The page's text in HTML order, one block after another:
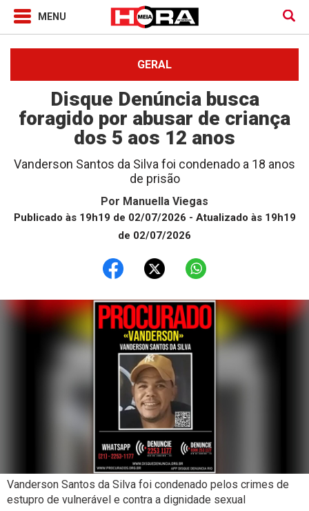
GERAL
Disque Denúncia busca
foragido por abusar de criança
dos 5 aos 12 anos
Vanderson Santos da Silva foi condenado a 18 anos
de prisão
Por Manuella Viegas
Publicado às 19h19 de 02/07/2026 - Atualizado às 19h19
de 02/07/2026
Vanderson Santos da Silva foi condenado pelos crimes de
estupro de vulnerável e contra a dignidade sexual